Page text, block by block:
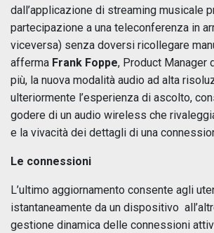
dall’applicazione di streaming musicale
partecipazione a una teleconferenza in
viceversa) senza doversi ricollegare
afferma Frank Foppe, Product Manager
più, la nuova modalità audio ad alta
ulteriormente l’esperienza di ascolto,
godere di un audio wireless che
e la vivacità dei dettagli di una
Le connessioni
L’ultimo aggiornamento consente agli
istantaneamente da un dispositivo
gestione dinamica delle connessioni